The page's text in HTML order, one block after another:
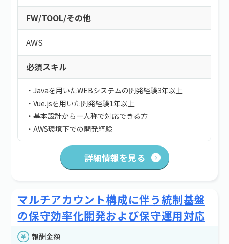
FW/TOOL/その他
AWS
必須スキル
・Javaを用いたWEBシステムの開発経験3年以上
・Vue.jsを用いた開発経験1年以上
・基本設計から一人称で対応できる方
・AWS環境下での開発経験
詳細情報を見る
マルチアカウント構成に伴う統制基盤
の保守効率化開発および保守運用対応
報酬金額